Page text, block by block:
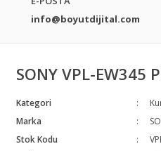
info@boyutdijital.com
SONY VPL-EW345
Kategori
Marka
Stok Kodu